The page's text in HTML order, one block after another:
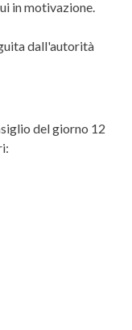
in motivazione.
dall'autorità
del giorno 12